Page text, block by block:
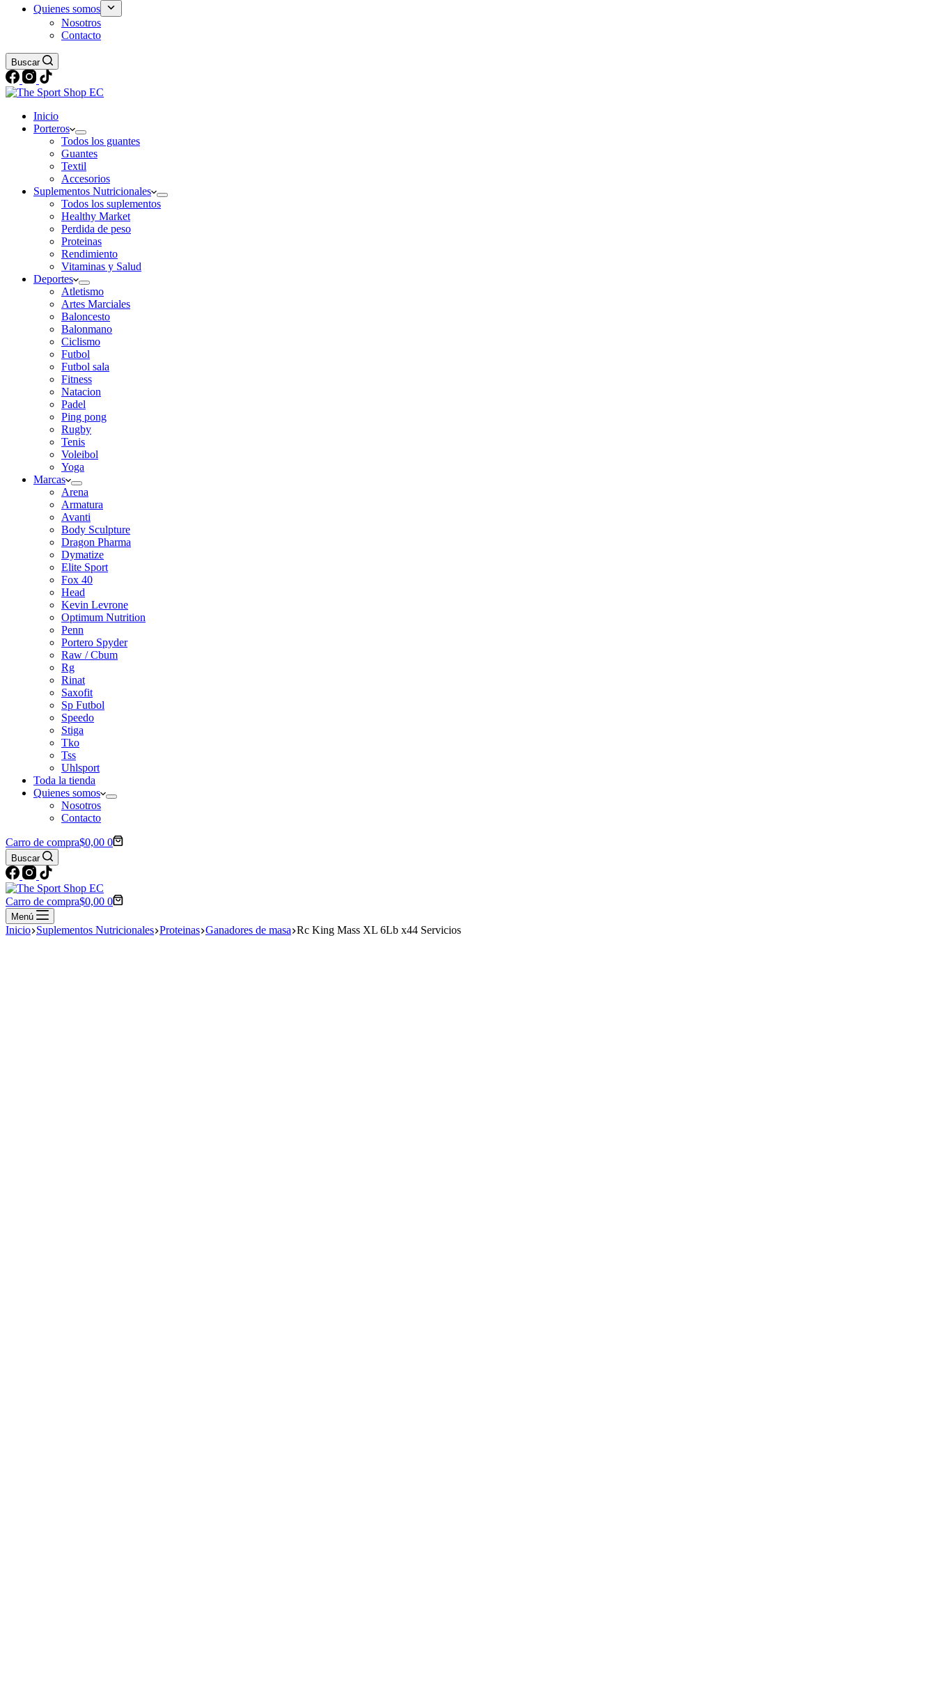
Quienes somos
Nosotros
Contacto
Buscar
Inicio
Porteros
Todos los guantes
Guantes
Textil
Accesorios
Suplementos Nutricionales
Todos los suplementos
Healthy Market
Perdida de peso
Proteinas
Rendimiento
Vitaminas y Salud
Deportes
Atletismo
Artes Marciales
Baloncesto
Balonmano
Ciclismo
Futbol
Futbol sala
Fitness
Natacion
Padel
Ping pong
Rugby
Tenis
Voleibol
Yoga
Marcas
Arena
Armatura
Avanti
Body Sculpture
Dragon Pharma
Dymatize
Elite Sport
Fox 40
Head
Kevin Levrone
Optimum Nutrition
Penn
Portero Spyder
Raw / Cbum
Rg
Rinat
Saxofit
Sp Futbol
Speedo
Stiga
Tko
Tss
Uhlsport
Toda la tienda
Quienes somos
Nosotros
Contacto
Carro de compra$0,00 0
Buscar
Carro de compra$0,00 0
Menú
Inicio Suplementos Nutricionales Proteinas Ganadores de masa Rc King Mass XL 6Lb x44 Servicios